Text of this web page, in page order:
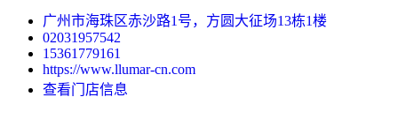
广州市海珠区赤沙路1号，方圆大征场13栋1楼
02031957542
15361779161
https://www.llumar-cn.com
查看门店信息